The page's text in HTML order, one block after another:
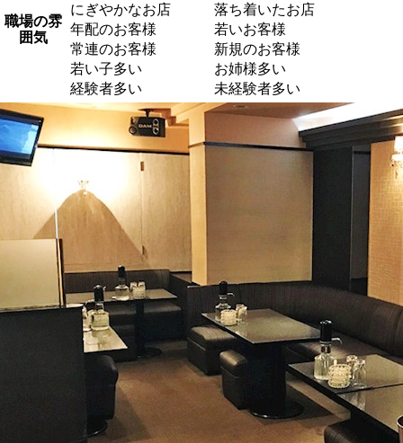
職場の雰
囲気
にぎやかなお店
落ち着いたお店
年配のお客様
若いお客様
常連のお客様
新規のお客様
若い子多い
お姉様多い
経験者多い
未経験者多い